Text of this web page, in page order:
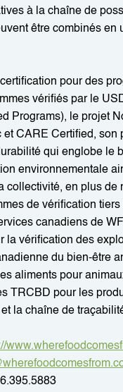
à la chaîne de
être combinés en
pour des
vérifiés par le
Programs), le projet
et CARE Certified, son
qui englobe le
environnementale
collectivité, en plus de
de vérification tiers
canadiens de
la vérification des
du bien-être
aliments pour
TRCBD pour les
la chaîne de